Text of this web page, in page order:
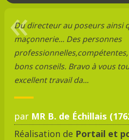
Du directeur au poseurs ainsi
maçonnerie... Des personnes
bons conseils. Bravo à vous
excellent travail da...
par MR B. de Échillais
Réalisation de Portail et